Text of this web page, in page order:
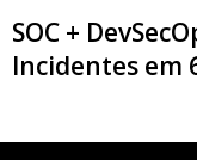
SOC +
Incidentes em